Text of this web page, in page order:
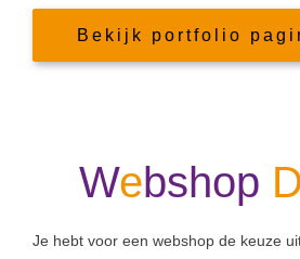
Bekijk portfolio
Webshop
Je hebt voor een webshop de keuze